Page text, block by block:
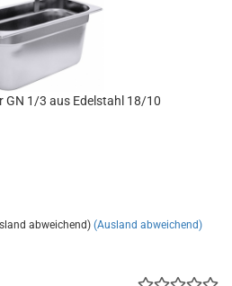
GN 1/3 aus Edelstahl 18/10
abweichend) (Ausland abweichend)